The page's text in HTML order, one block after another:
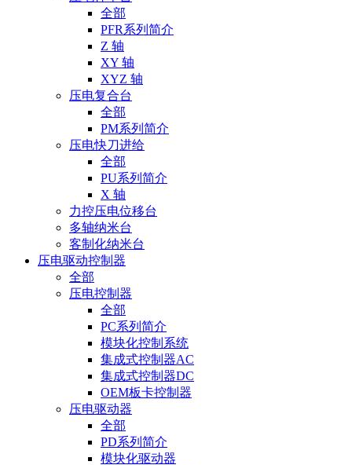
全部
PFR系列简介
Z 轴
XY 轴
XYZ 轴
压电复合台
全部
PM系列简介
压电快刀进给
全部
PU系列简介
X 轴
力控压电位移台
多轴纳米台
客制化纳米台
压电驱动控制器
全部
压电控制器
全部
PC系列简介
模块化控制系统
集成式控制器AC
集成式控制器DC
OEM板卡控制器
压电驱动器
全部
PD系列简介
模块化驱动器